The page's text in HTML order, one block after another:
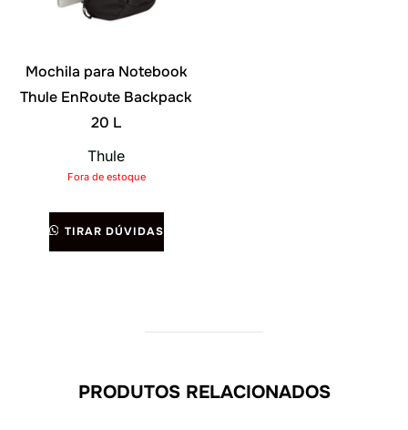
Mochila para Notebook
Thule EnRoute Backpack
20 L
Thule
Fora de estoque
TIRAR DÚVIDAS
PRODUTOS RELACIONADOS